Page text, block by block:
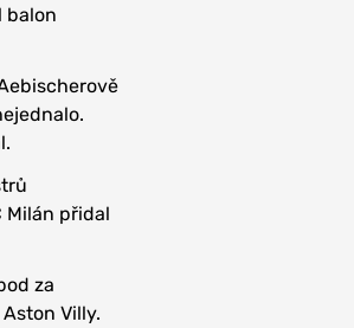
balon
Milán přidal
za
Villy.